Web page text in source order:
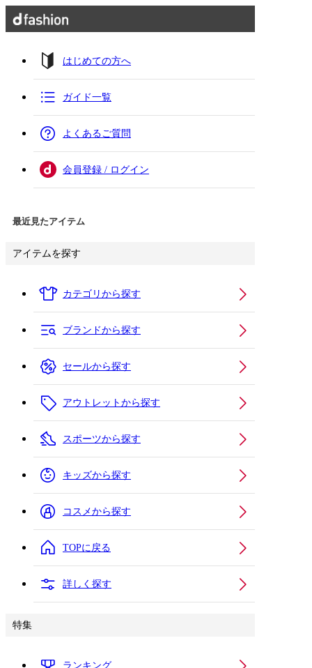
はじめての方へ
ガイド一覧
よくあるご質問
会員登録 / ログイン
最近見たアイテム
アイテムを探す
カテゴリから探す
ブランドから探す
セールから探す
アウトレットから探す
スポーツから探す
キッズから探す
コスメから探す
TOPに戻る
詳しく探す
特集
ランキング